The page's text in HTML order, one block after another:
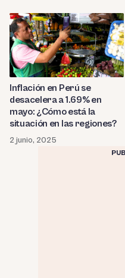
Inflación en Perú se
desacelera a 1.69% en
mayo: ¿Cómo está la
situación en las regiones?
2 junio, 2025